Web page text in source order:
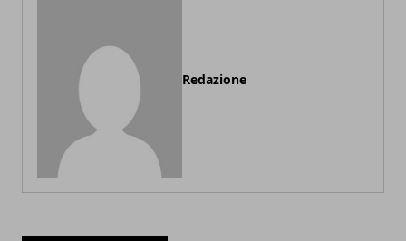
Redazione